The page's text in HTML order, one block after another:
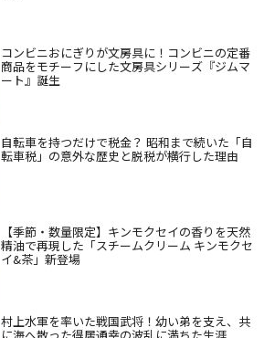
コンビニおにぎりが文房具に！コンビニの定番
商品をモチーフにした文房具シリーズ『ジムマ
ート』誕生
自転車を持つだけで税金？ 昭和まで続いた「自
転車税」の意外な歴史と脱税が横行した理由
【季節・数量限定】キンモクセイの香りを天然
精油で再現した「スチームクリーム キンモクセ
イ&茶」新登場
村上水軍を率いた戦国武将！幼い弟を支え、共
に海へ散った得居通幸の波乱に満ちた生涯